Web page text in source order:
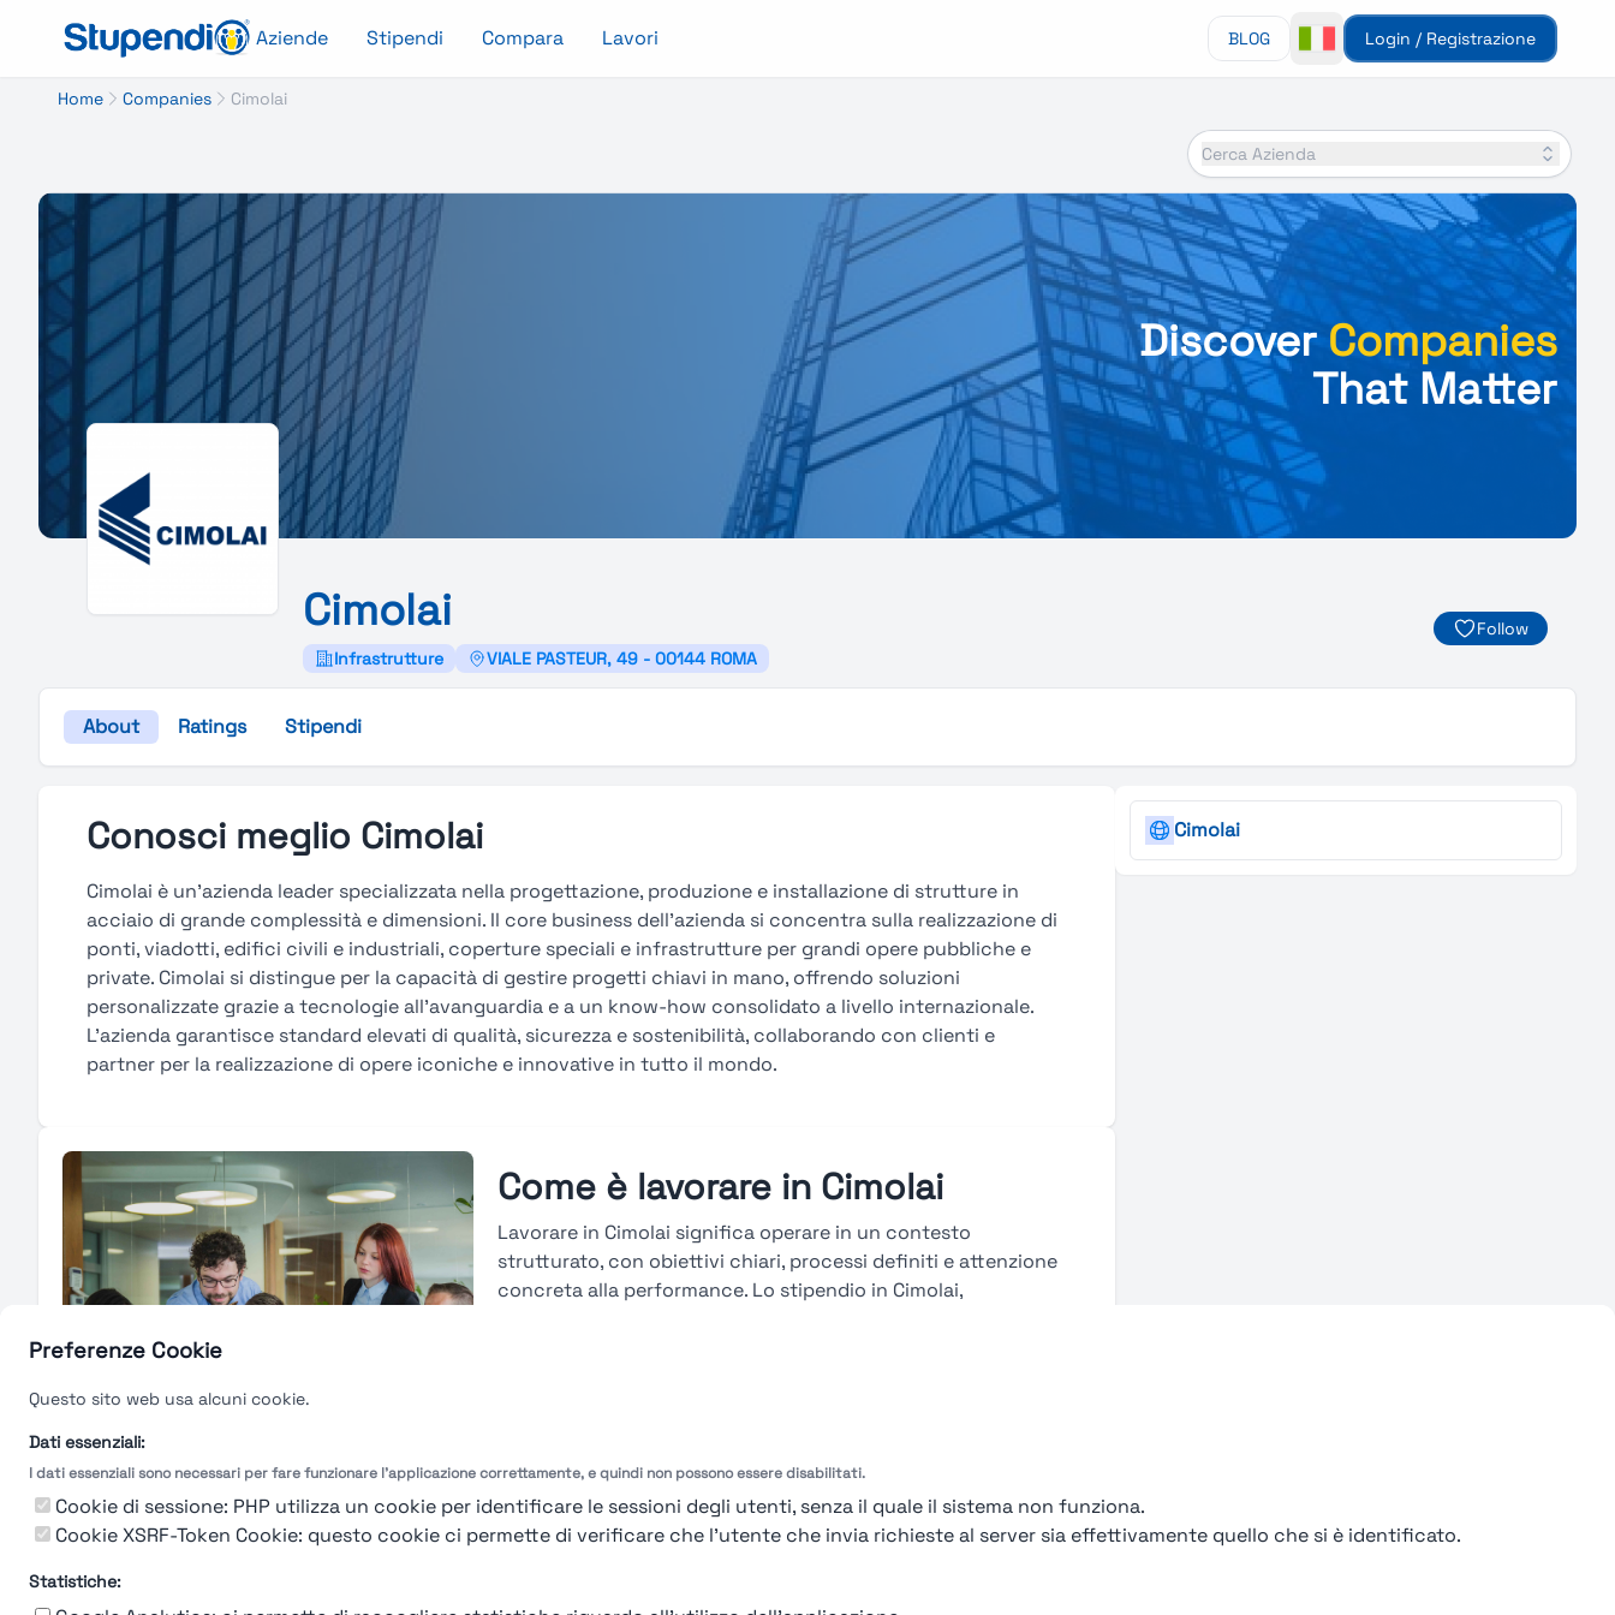
Preferenze Cookie
Questo sito web usa alcuni cookie.
Dati essenziali:
I dati essenziali sono necessari per fare funzionare l'applicazione correttamente, e quindi non possono essere disabilitati.
Cookie di sessione: PHP utilizza un cookie per identificare le sessioni degli utenti, senza il quale il sistema non funziona.
Cookie XSRF-Token Cookie: questo cookie ci permette di verificare che l'utente che invia richieste al server sia effettivamente quello che si è identificato.
Statistiche:
Aziende Stipendi Compara Lavori BLOG Login / Registrazione
Home Companies Cimolai
Cerca Azienda
DiscoverCompanies
That Matter
Cimolai
Infrastrutture VIALE PASTEUR, 49 - 00144 ROMA
Follow
About Ratings Stipendi
Conosci meglio Cimolai
Cimolai è un’azienda leader specializzata nella progettazione, produzione e installazione di strutture in
acciaio di grande complessità e dimensioni. Il core business dell’azienda si concentra sulla realizzazione di
ponti, viadotti, edifici civili e industriali, coperture speciali e infrastrutture per grandi opere pubbliche e
private. Cimolai si distingue per la capacità di gestire progetti chiavi in mano, offrendo soluzioni
personalizzate grazie a tecnologie all’avanguardia e a un know-how consolidato a livello internazionale.
L’azienda garantisce standard elevati di qualità, sicurezza e sostenibilità, collaborando con clienti e
partner per la realizzazione di opere iconiche e innovative in tutto il mondo.
Come è lavorare in Cimolai
Lavorare in Cimolai significa operare in un contesto
strutturato, con obiettivi chiari, processi definiti e attenzione
concreta alla performance. Lo stipendio in Cimolai,
Guarda le valutazioni →
Cimolai